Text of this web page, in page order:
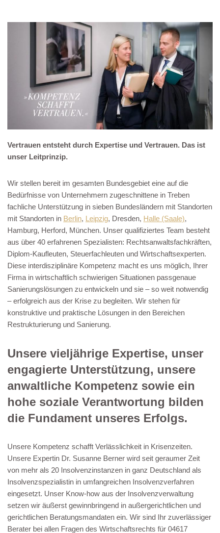
Vertrauen entsteht durch Expertise und Vertrauen. Das ist
unser Leitprinzip.
Wir stellen bereit im gesamten Bundesgebiet eine auf die
Bedürfnisse von Unternehmern zugeschnittene in Treben
fachliche Unterstützung in sieben Bundesländern mit Standorten
mit Standorten in Berlin, Leipzig, Dresden, Halle (Saale),
Hamburg, Herford, München. Unser qualifiziertes Team besteht
aus über 40 erfahrenen Spezialisten: Rechtsanwaltsfachkräften,
Diplom-Kaufleuten, Steuerfachleuten und Wirtschaftsexperten.
Diese interdisziplinäre Kompetenz macht es uns möglich, Ihrer
Firma in wirtschaftlich schwierigen Situationen passgenaue
Sanierungslösungen zu entwickeln und sie – so weit notwendig
– erfolgreich aus der Krise zu begleiten. Wir stehen für
konstruktive und praktische Lösungen in den Bereichen
Restrukturierung und Sanierung.
Unsere vieljährige Expertise, unser
engagierte Unterstützung, unsere
anwaltliche Kompetenz sowie ein
hohe soziale Verantwortung bilden
die Fundament unseres Erfolgs.
Unsere Kompetenz schafft Verlässlichkeit in Krisenzeiten.
Unsere Expertin Dr. Susanne Berner wird seit geraumer Zeit
von mehr als 20 Insolvenzinstanzen in ganz Deutschland als
Insolvenzspezialistin in umfangreichen Insolvenzverfahren
eingesetzt. Unser Know-how aus der Insolvenzverwaltung
setzen wir äußerst gewinnbringend in außergerichtlichen und
gerichtlichen Beratungsmandaten ein. Wir sind Ihr zuverlässiger
Berater bei allen Fragen des Wirtschaftsrechts für 04617